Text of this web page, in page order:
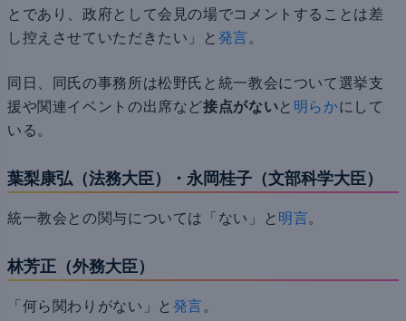
とであり、政府として会見の場でコメントすることは差
し控えさせていただきたい」と 発言 。
同日、同氏の事務所は松野氏と統一教会について選挙支
援や関連イベントの出席など接点がないと 明らかにして
いる。
葉梨康弘（法務大臣）・永岡桂子（文部科学大臣）
統一教会との関与については「ない」と 明言。
林芳正（外務大臣）
「何ら関わりがない」と 発言 。